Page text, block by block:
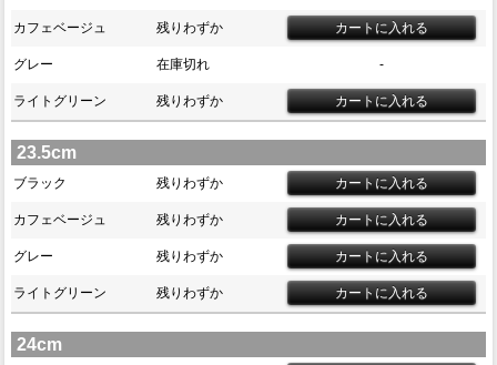
カフェベージュ 残りわずか
グレー 在庫切れ -
ライトグリーン 残りわずか
23.5cm
ブラック 残りわずか
カフェベージュ 残りわずか
グレー 残りわずか
ライトグリーン 残りわずか
24cm